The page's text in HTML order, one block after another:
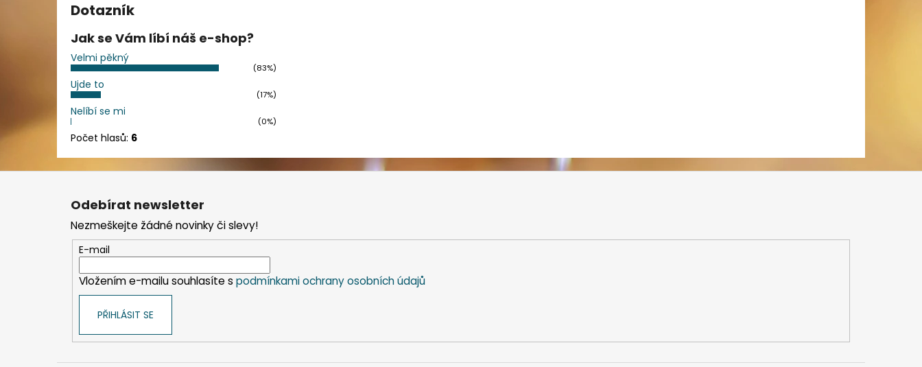
Dotazník
Jak se Vám líbí náš e-shop?
Velmi pěkný
(83%)
Ujde to
(17%)
Nelíbí se mi
(0%)
Počet hlasů: 6
Z
Odebírat newsletter
Nezmeškejte žádné novinky či slevy!
E-mail
Vložením e-mailu souhlasíte s podmínkami ochrany osobních údajů
PŘIHLÁSIT SE